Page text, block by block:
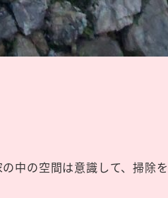
中の空間は意識して、掃除